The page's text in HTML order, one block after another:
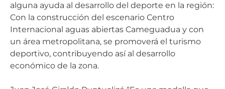
alguna ayuda al desarrollo del deporte en la región:
Con la construcción del escenario Centro
Internacional aguas abiertas Cameguadua y con
un área metropolitana, se promoverá el turismo
deportivo, contribuyendo así al desarrollo
económico de la zona.